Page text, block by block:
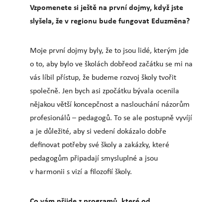
Vzpomenete si ještě na první dojmy, když jste
slyšela, že v regionu bude fungovat Eduzměna?
Moje první dojmy byly, že to jsou lidé, kterým jde
o to, aby bylo ve školách dobřeod začátku se mi na
vás líbil přístup, že budeme rozvoj školy tvořit
společně. Jen bych asi zpočátku bývala ocenila
nějakou větší koncepčnost a naslouchání názorům
profesionálů – pedagogů. To se ale postupně vyvíjí
a je důležité, aby si vedení dokázalo dobře
definovat potřeby své školy a zakázky, které
pedagogům připadají smysluplné a jsou
v harmonii s vizí a filozofií školy.